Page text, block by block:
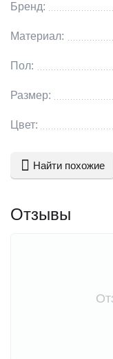
Бренд:
Материал:
Пол:
Размер:
Цвет:
Найти похожие
Отзывы